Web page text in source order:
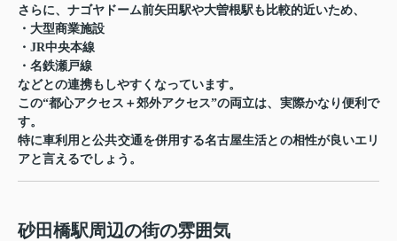
さらに、ナゴヤドーム前矢田駅や大曽根駅も比較的近いため、
・大型商業施設
・JR中央本線
・名鉄瀬戸線
などとの連携もしやすくなっています。
この“都心アクセス＋郊外アクセス”の両立は、実際かなり便利で
す。
特に車利用と公共交通を併用する名古屋生活との相性が良いエリ
アと言えるでしょう。
砂田橋駅周辺の街の雰囲気